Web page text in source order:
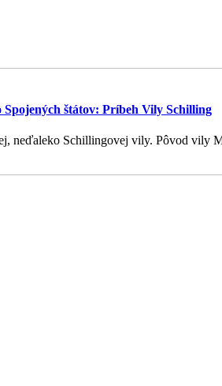
štátov: Príbeh Vily Schilling
neďaleko Schillingovej vily. Pôvod vily